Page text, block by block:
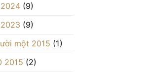
(9)
(9)
một 2015 (1)
2015 (2)